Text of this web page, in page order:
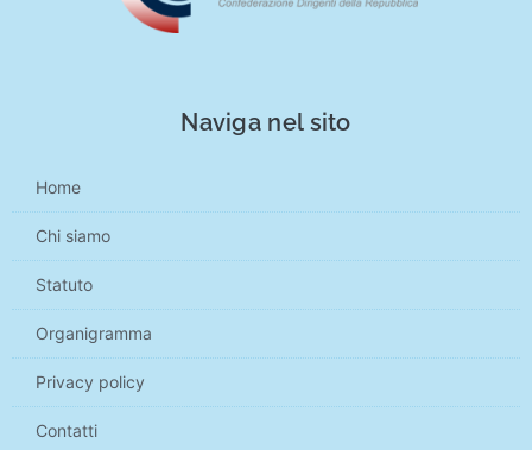
Naviga nel sito
Home
Chi siamo
Statuto
Organigramma
Privacy policy
Contatti